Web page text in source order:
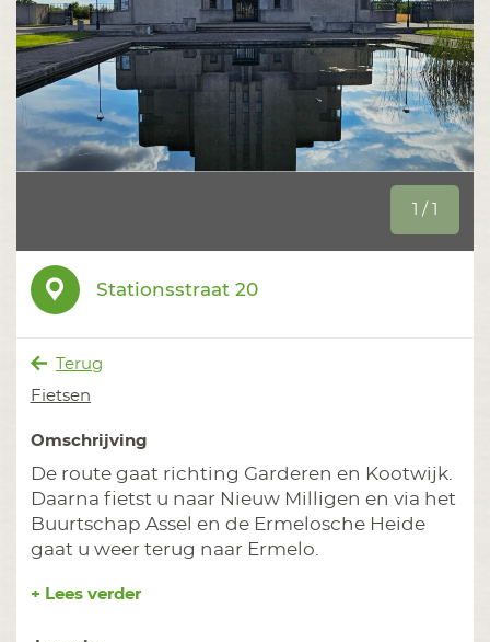
1 / 1
Stationsstraat 20
Terug
Fietsen
Omschrijving
De route gaat richting Garderen en Kootwijk.
Daarna fietst u naar Nieuw Milligen en via het
Buurtschap Assel en de Ermelosche Heide
gaat u weer terug naar Ermelo.
+ Lees verder